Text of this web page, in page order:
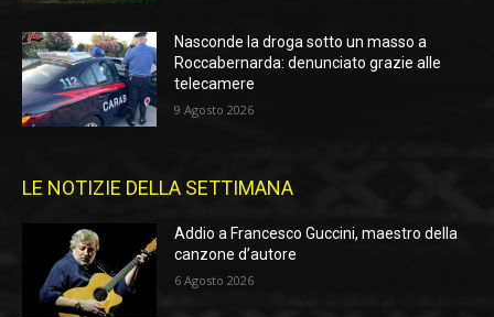
Nasconde la droga sotto un masso a
Roccabernarda: denunciato grazie alle
telecamere
9 Agosto 2026
LE NOTIZIE DELLA SETTIMANA
Addio a Francesco Guccini, maestro della
canzone d’autore
6 Agosto 2026